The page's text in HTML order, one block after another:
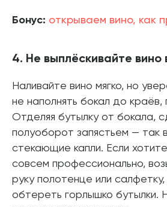
Бонус: открываем вино, как
4. Не выплёскивайте вино
Наливайте вино мягко, но
не наполнять бокал до краёв,
Отделяя бутылку от бокала,
полуоборот запястьем — так
стекающие капли. Если
совсем профессионально,
руку полотенце или
обтереть горлышко бутылки.